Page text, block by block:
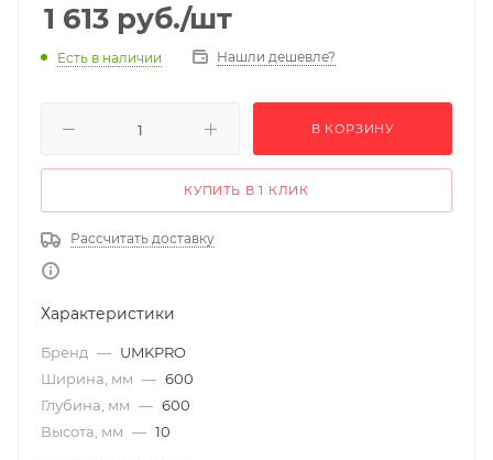
1 613 руб./шт
Есть в наличии Нашли дешевле?
В КОРЗИНУ
КУПИТЬ В 1 КЛИК
Рассчитать доставку
Характеристики
Бренд — UMKPRO
Ширина, мм — 600
Глубина, мм — 600
Высота, мм — 10